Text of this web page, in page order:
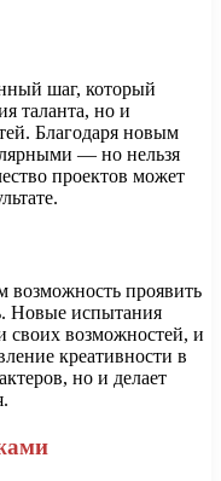
шаг, который
таланта, но и
Благодаря новым
— но нельзя
проектов может
возможность проявить
Новые испытания
своих возможностей, и
креативности в
но и делает